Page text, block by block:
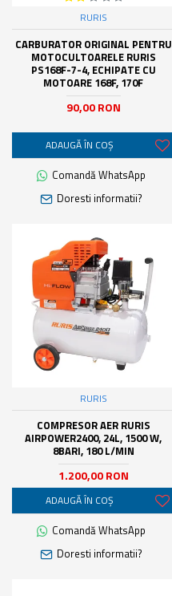
RURIS
CARBURATOR ORIGINAL PENTRU
MOTOCULTOARELE RURIS
PS168F-7-4, ECHIPATE CU
MOTOARE 168F, 170F
90,00 RON
ADAUGĂ ÎN COŞ
Comandă WhatsApp
Doresti informatii?
RURIS
COMPRESOR AER RURIS
AIRPOWER2400, 24L, 1500 W,
8BARI, 180 L/MIN
1.200,00 RON
ADAUGĂ ÎN COŞ
Comandă WhatsApp
Doresti informatii?